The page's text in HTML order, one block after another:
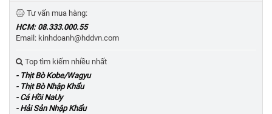
Tư vấn mua hàng:
HCM: 08.333.000.55
Email: kinhdoanh@hddvn.com
Top tìm kiếm nhiều nhất
- Thịt Bò Kobe/Wagyu
- Thịt Bò Nhập Khẩu
- Cá Hồi NaUy
- Hải Sản Nhập Khẩu